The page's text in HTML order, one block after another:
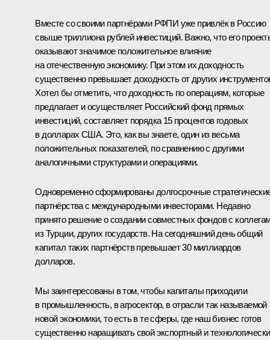
Вместе со своими партнёрами РФПИ уже привлёк в Россию
свыше триллиона рублей инвестиций. Важно, что его
оказывают значимое положительное влияние
на отечественную экономику. При этом их доходность
существенно превышает доходность от других
Хотел бы отметить, что доходность по операциям, которые
предлагает и осуществляет Российский фонд прямых
инвестиций, составляет порядка 15 процентов годовых
в долларах США. Это, как вы знаете, один из весьма
положительных показателей, по сравнению с другими
аналогичными структурами и операциями.
Одновременно сформированы долгосрочные
партнёрства с международными инвесторами. Недавно
принято решение о создании совместных фондов с
из Турции, других государств. На сегодняшний день общий
капитал таких партнёрств превышает 30 миллиардов
долларов.
Мы заинтересованы в том, чтобы капиталы приходили
в промышленность, в агросектор, в отрасли так называемой
новой экономики, то есть в те сферы, где наш бизнес готов
существенно наращивать свой экспортный и